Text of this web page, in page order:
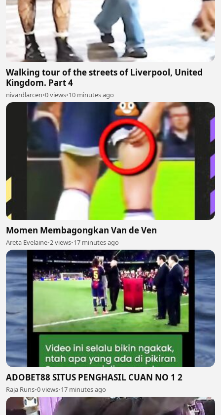
Walking tour of the streets of Liverpool, United
Kingdom. Part 4
nivardlarcen•0 views•10 minutes ago
Momen Membagongkan Van de Ven
Areta Evelaine•2 views•17 minutes ago
ADOBET88 SITUS PENGHASIL CUAN NO 1 2
Raja Runs•0 views•17 minutes ago